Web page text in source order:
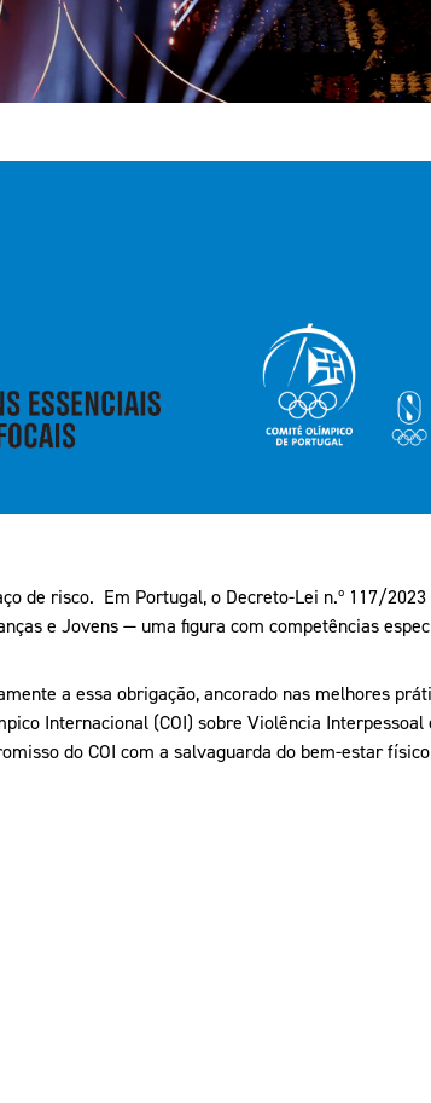
Educação pelos Valores Olímpicos
Marketing
Documentos
de risco. Em Portugal, o Decreto-Lei n.º 117/
e Jovens — uma figura com competências
a essa obrigação, ancorado nas melhores
Internacional (COI) sobre Violência Interpessoal
do COI com a salvaguarda do bem-estar